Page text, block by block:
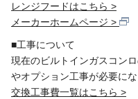
レンジフードはこちら
メーカーホームページ
■工事について
現在のビルトインガスコン
やオプション工事が必要にな
交換工事費一覧はこちら